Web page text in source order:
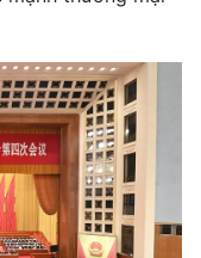
sản
Việt
bằng AI